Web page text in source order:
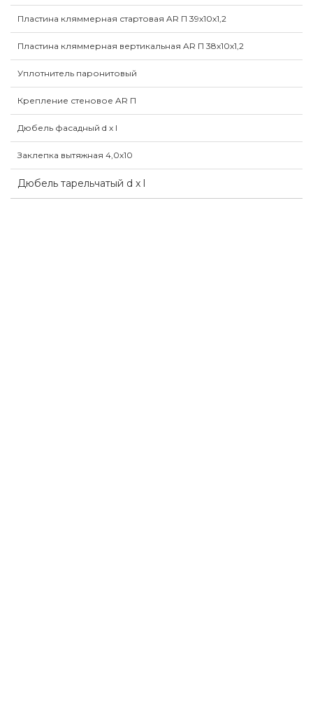
Пластина кляммерная стартовая AR П 39х10х1,2
Пластина кляммерная вертикальная AR П 38х10х1,2
Уплотнитель паронитовый
Крепление стеновое AR П
Дюбель фасадный d x l
Заклепка вытяжная 4,0х10
Дюбель тарельчатый d x l